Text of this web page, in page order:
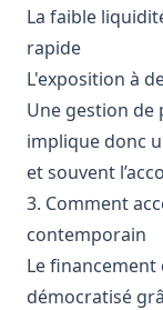
La faible
rapide
L'exposition à
Une gestion
implique donc
et souvent
3. Comment
contemporain
Le financement
démocratisé